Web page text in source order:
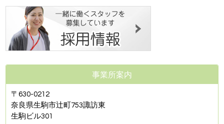
事業所案内
〒630-0212
奈良県生駒市辻町753諏訪東
生駒ビル301